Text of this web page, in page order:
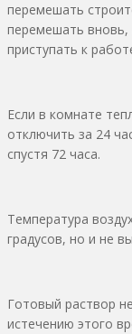
перемешать
перемешать
приступать к
Если в комнате
отключить за 24
спустя 72 часа.
Температура
градусов, но и не
Готовый раствор
истечению этого